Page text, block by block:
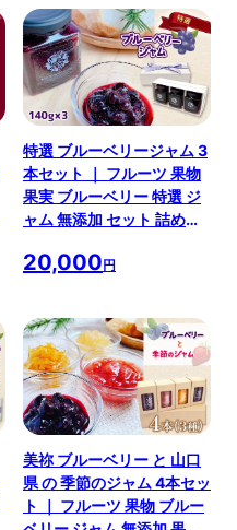
特選 ブルーベリージャム 3
本セット ｜ フルーツ 果物
果実 ブルーベリー 特選 ジ
ャム 無添加 セット 詰め合
品 贈答用 ギフト 無添加
20,000円
美祢 ブルーベリー と 山口
県 の 季節のジャム 4本セッ
ト ｜ フルーツ 果物 ブルー